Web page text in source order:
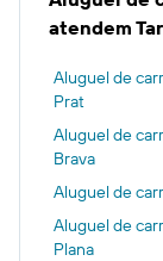
atendem
Aluguel de
Prat
Aluguel de
Brava
Aluguel de
Aluguel de
Plana